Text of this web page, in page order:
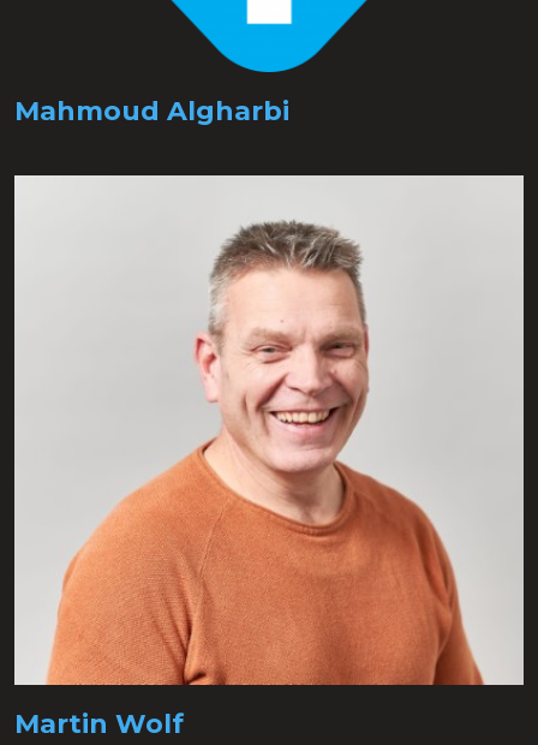
Mahmoud Algharbi
Martin Wolf